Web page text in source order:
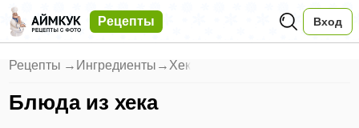
Рецепты Вход
Рецепты → Ингредиенты → Хек
Блюда из хека